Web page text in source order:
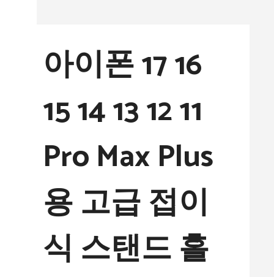
아이폰 17 16
15 14 13 12 11
Pro Max Plus
용 고급 접이
식 스탠드 홀